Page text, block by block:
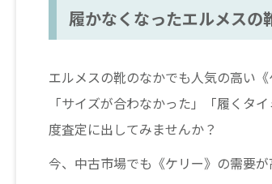
履かなくなったエルメスの
エルメスの靴のなかでも人気の高い
「サイズが合わなかった」「履く
度査定に出してみませんか？
今、中古市場でも《ケリー》の需要